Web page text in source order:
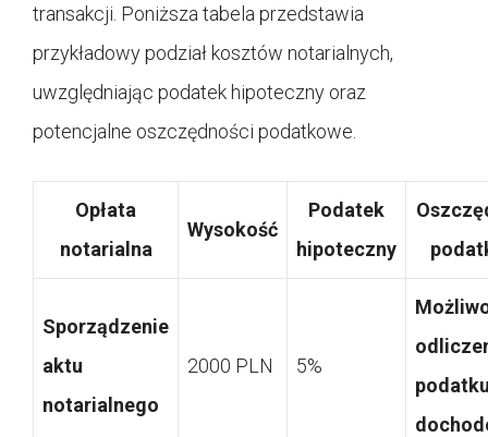
transakcji. Poniższa tabela przedstawia
przykładowy podział kosztów notarialnych,
uwzględniając podatek hipoteczny oraz
potencjalne oszczędności podatkowe.
Opłata
notarialna
Wysokość
Podatek
hipoteczny
Sporządzenie
aktu
notarialnego
2000 PLN 5%